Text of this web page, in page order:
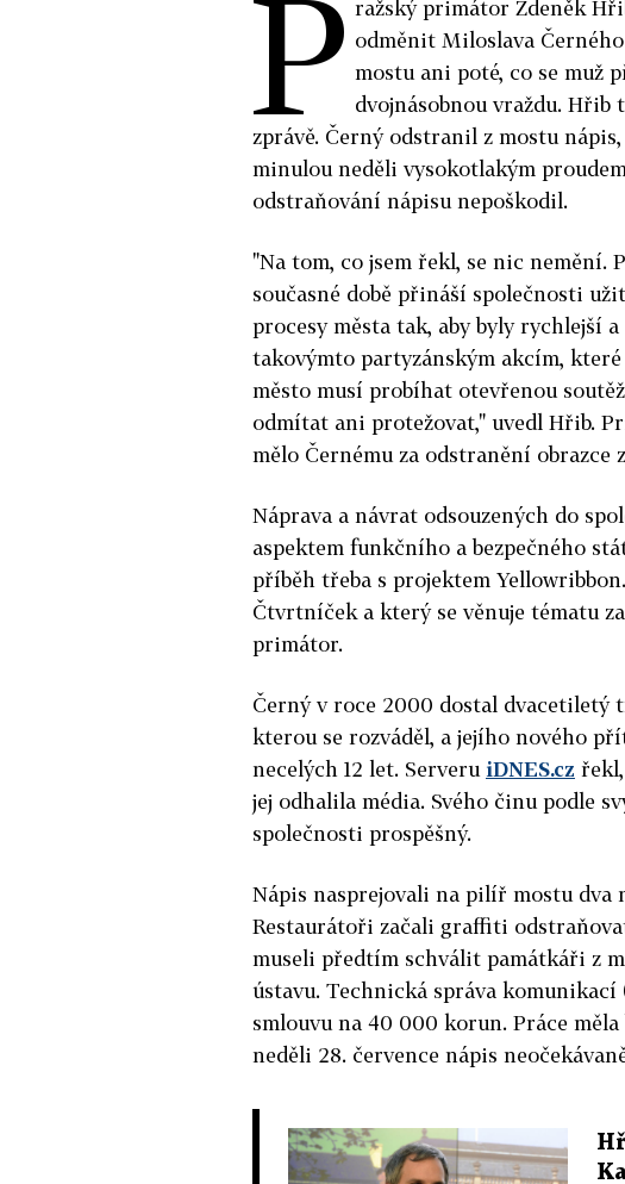
P ražský primátor Zdeněk
odměnit Miloslava
mostu ani poté, co se muž
dvojnásobnou vraždu. Hřib
zprávě. Černý odstranil z mostu
minulou neděli vysokotlakým
odstraňování nápisu nepoškodil.
"Na tom, co jsem řekl, se nic nemění.
současné době přináší společnosti
procesy města tak, aby byly rychlejší
takovýmto partyzánským akcím,
město musí probíhat otevřenou
odmítat ani protežovat," uvedl Hřib.
mělo Černému za odstranění obrazce
Náprava a návrat odsouzených do
aspektem funkčního a bezpečného
příběh třeba s projektem
Čtvrtníček a který se věnuje tématu
primátor.
Černý v roce 2000 dostal dvacetiletý
kterou se rozváděl, a jejího nového
necelých 12 let. Serveru iDNES.cz
jej odhalila média. Svého činu podle
společnosti prospěšný.
Nápis nasprejovali na pilíř mostu dva
Restaurátoři začali graffiti
museli předtím schválit památkáři z
ústavu. Technická správa
smlouvu na 40 000 korun. Práce
neděli 28. července nápis